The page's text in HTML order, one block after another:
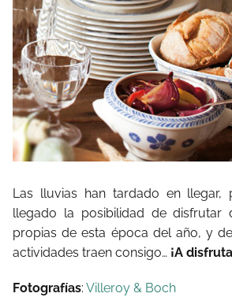
Las lluvias han tardado en llegar,
llegado la posibilidad de disfrutar
propias de esta época del año, y
actividades traen consigo… ¡A
Fotografías: Villeroy & Boch